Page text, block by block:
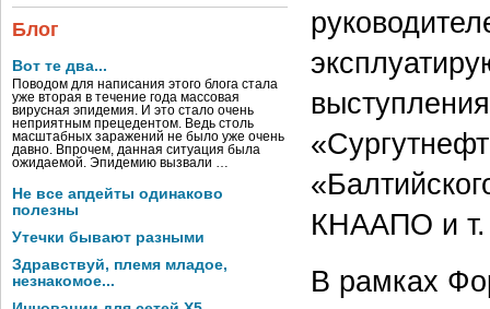
Блог
Вот те два...
Поводом для написания этого блога стала
уже вторая в течение года массовая
вирусная эпидемия. И это стало очень
неприятным прецедентом. Ведь столь
масштабных заражений не было уже очень
давно. Впрочем, данная ситуация была
ожидаемой. Эпидемию вызвали …
Не все апдейты одинаково
полезны
Утечки бывают разными
Здравствуй, племя младое,
незнакомое...
КНААПО и
В рамках